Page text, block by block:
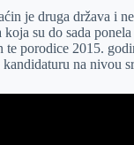
je druga država i
su do sada
te porodice 2015.
kandidaturu na nivou